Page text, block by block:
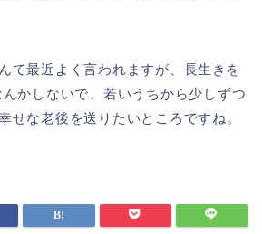
て最近よく言われますが、長生きを
かしないで、若いうちから少しずつ
せな老後を送りたいところですね。